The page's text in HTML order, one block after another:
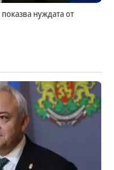
нуждата от